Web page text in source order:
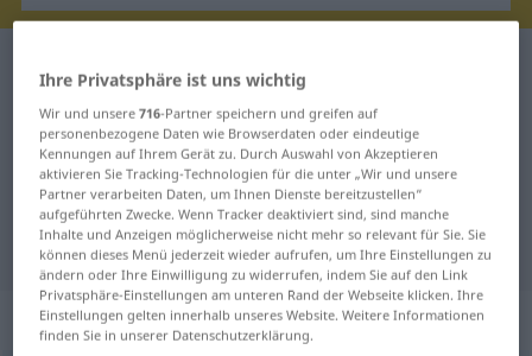
Deutsch-Französisch Übersetzung
für "absinken"
"absinken" Französisch
Übersetzung
„absinken“: intransitives Verb
Ihre Privatsphäre ist uns wichtig
Wir und unsere716-Partner speichern und greifen auf
personenbezogene Daten wie Browserdaten oder eindeutige
Kennungen auf Ihrem Gerät zu. Durch Auswahl von Akzeptieren
aktivieren Sie Tracking-Technologien für die unter „Wir und unsere
Partner verarbeiten Daten, um Ihnen Dienste bereitzustellen“
aufgeführten Zwecke. Wenn Tracker deaktiviert sind, sind manche
Inhalte und Anzeigen möglicherweise nicht mehr so relevant für Sie. Sie
können dieses Menü jederzeit wieder aufrufen, um Ihre Einstellungen zu
ändern oder Ihre Einwilligung zu widerrufen, indem Sie auf den Link
Privatsphäre-Einstellungen am unteren Rand der Webseite klicken. Ihre
Einstellungen gelten innerhalb unseres Website. Weitere Informationen
finden Sie in unserer Datenschutzerklärung.